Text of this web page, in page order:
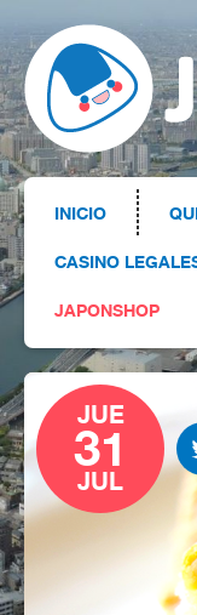
INICIO
CASINO
JAPONSHOP
JUE
31
JUL